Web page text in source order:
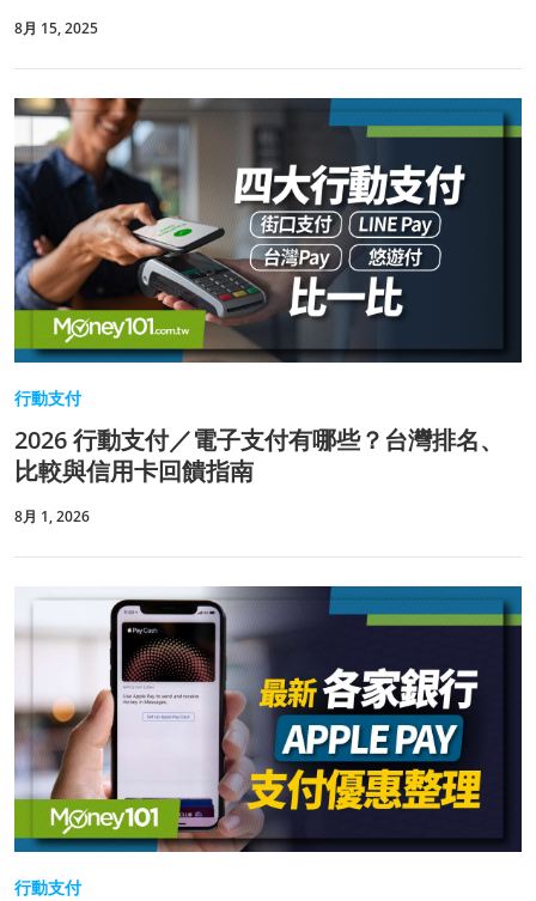
8月 15, 2025
行動支付
2026 行動支付／電子支付有哪些？台灣排名、
比較與信用卡回饋指南
8月 1, 2026
行動支付